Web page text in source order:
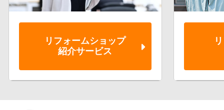
リフォームショップ
紹介サービス